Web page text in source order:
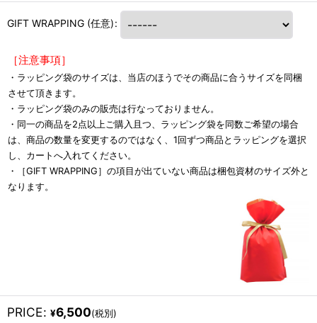
GIFT WRAPPING (任意):
［注意事項］
・ラッピング袋のサイズは、当店のほうでその商品に合うサイズを同梱
させて頂きます。
・ラッピング袋のみの販売は行なっておりません。
・同一の商品を2点以上ご購入且つ、ラッピング袋を同数ご希望の場合
は、商品の数量を変更するのではなく、1回ずつ商品とラッピングを選択
し、カートへ入れてください。
・［GIFT WRAPPING］の項目が出ていない商品は梱包資材のサイズ外と
なります。
PRICE: ¥6,500(税別)